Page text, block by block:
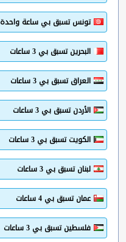
تونس تسبق بي ساعة واحدة
البحرين تسبق بي 3 ساعات
العراق تسبق بي 3 ساعات
الأردن تسبق بي 3 ساعات
الكويت تسبق بي 3 ساعات
لبنان تسبق بي 3 ساعات
عمان تسبق بي 4 ساعات
فلسطين تسبق بي 3 ساعات